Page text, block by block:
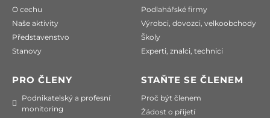
O cechu
Naše aktivity
Představenstvo
Stanovy
PRO ČLENY
Podnikatelský a profesní
monitoring
Podlahářské firmy
Výrobci, dovozci, velkoobchody
Školy
Experti, znalci, technici
STAŇTE SE ČLENEM
Proč být členem
Žádost o přijetí